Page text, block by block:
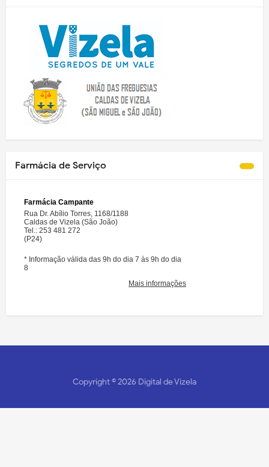
Farmácia de Serviço
Copyright ©2026 Digital de Vizela